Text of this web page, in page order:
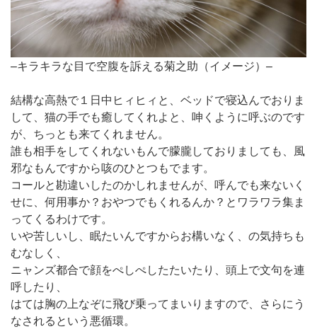
–キラキラな目で空腹を訴える菊之助（イメージ）–
結構な高熱で１日中ヒィヒィと、ベッドで寝込んでおりま
して、猫の手でも癒してくれよと、呻くように呼ぶのです
が、ちっとも来てくれません。
誰も相手をしてくれないもんで朦朧しておりましても、風
邪なもんですから咳のひとつもでます。
コールと勘違いしたのかしれませんが、呼んでも来ないく
せに、何用事か？おやつでもくれるんか？とワラワラ集ま
ってくるわけです。
いや苦しいし、眠たいんですからお構いなく、の気持ちも
むなしく、
ニャンズ都合で顔をぺしぺしたたいたり、頭上で文句を連
呼したり、
はては胸の上なぞに飛び乗ってまいりますので、さらにう
なされるという悪循環。